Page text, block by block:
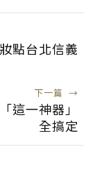
點台北信義
下一篇 →
這一神器」
全搞定